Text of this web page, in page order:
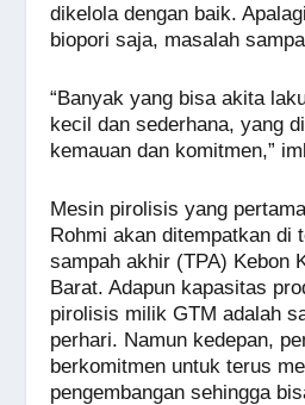
dikelola dengan baik.
biopori saja, masalah
“Banyak yang bisa akita
kecil dan sederhana, yang
kemauan dan komitmen,”
Mesin pirolisis yang
Rohmi akan ditempatkan di
sampah akhir (TPA) Kebon
Barat. Adapun kapasitas
pirolisis milik GTM adalah
perhari. Namun kedepan,
berkomitmen untuk terus
pengembangan sehingga